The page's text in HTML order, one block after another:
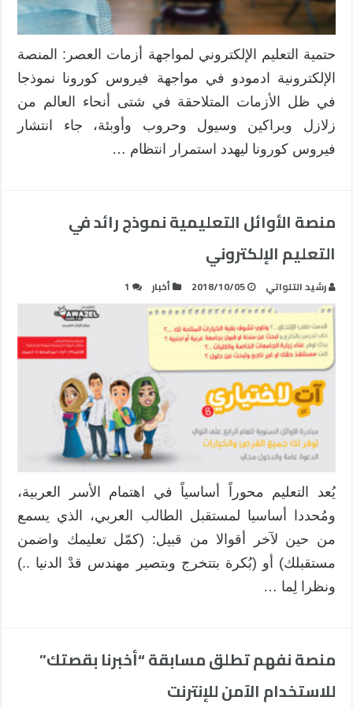
كوفيد
19
مغلقة
حتمية التعليم الإلكتروني لمواجهة أزمات العصر: المنصة
الإلكترونية ادمودو في مواجهة فيروس كورونا نموذجا
في ظل الأزمات المتلاحقة في شتى أنحاء العالم من
زلازل وبراكين وسيول وحروب وأوبئة، جاء انتشار
فيروس كورونا ليهدد استمرار انتظام …
منصة الأوائل التعليمية نموذج رائد في
التعليم الإلكتروني
رشيد التلواتي 2018/10/05 أخبار 1
يُعد التعليم محوراً أساسياً في اهتمام الأسر العربية،
ومُحددا أساسيا لمستقبل الطالب العربي، الذي يسمع
من حين لآخر أقوالا من قبيل: (كمّل تعليمك واضمن
مستقبلك) أو (بُكرة بتتخرج وبتصير مهندس قدْ الدنيا ..)
ونظرا لِما …
منصة نفهم تطلق مسابقة “أخبرنا بقصتك”
للاستخدام الآمن للإنترنت